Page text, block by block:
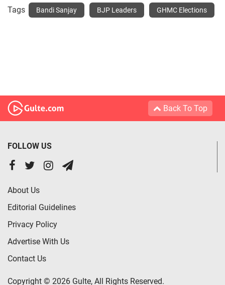
Tags Bandi Sanjay BJP Leaders GHMC Elections
Back To Top
FOLLOW US
About Us
Editorial Guidelines
Privacy Policy
Advertise With Us
Contact Us
Copyright © 2026 Gulte, All Rights Reserved.